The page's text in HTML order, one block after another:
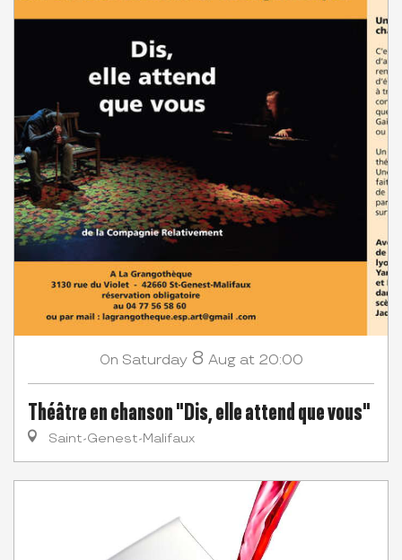
On Saturday 8 Aug at 20:00
Théâtre en chanson "Dis, elle attend que vous"
Saint-Genest-Malifaux